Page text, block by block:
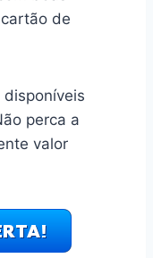
de
perca a
valor